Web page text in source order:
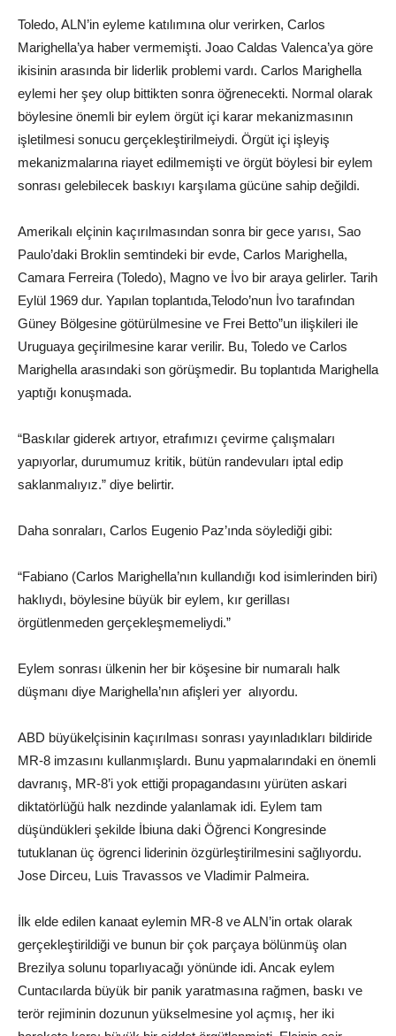
Toledo, ALN’in eyleme katılımına olur verirken, Carlos
Marighella’ya haber vermemişti. Joao Caldas Valenca’ya göre
ikisinin arasında bir liderlik problemi vardı. Carlos Marighella
eylemi her şey olup bittikten sonra öğrenecekti. Normal olarak
böylesine önemli bir eylem örgüt içi karar mekanizmasının
işletilmesi sonucu gerçekleştirilmeiydi. Örgüt içi işleyiş
mekanizmalarına riayet edilmemişti ve örgüt böylesi bir eylem
sonrası gelebilecek baskıyı karşılama gücüne sahip değildi.
Amerikalı elçinin kaçırılmasından sonra bir gece yarısı, Sao
Paulo’daki Broklin semtindeki bir evde, Carlos Marighella,
Camara Ferreira (Toledo), Magno ve İvo bir araya gelirler. Tarih
Eylül 1969 dur. Yapılan toplantıda,Telodo’nun İvo tarafından
Güney Bölgesine götürülmesine ve Frei Betto”un ilişkileri ile
Uruguaya geçirilmesine karar verilir. Bu, Toledo ve Carlos
Marighella arasındaki son görüşmedir. Bu toplantıda Marighella
yaptığı konuşmada.
“Baskılar giderek artıyor, etrafımızı çevirme çalışmaları
yapıyorlar, durumumuz kritik, bütün randevuları iptal edip
saklanmalıyız.” diye belirtir.
Daha sonraları, Carlos Eugenio Paz’ında söylediği gibi:
“Fabiano (Carlos Marighella’nın kullandığı kod isimlerinden biri)
haklıydı, böylesine büyük bir eylem, kır gerillası
örgütlenmeden gerçekleşmemeliydi.”
Eylem sonrası ülkenin her bir köşesine bir numaralı halk
düşmanı diye Marighella’nın afişleri yer alıyordu.
ABD büyükelçisinin kaçırılması sonrası yayınladıkları bildiride
MR-8 imzasını kullanmışlardı. Bunu yapmalarındaki en önemli
davranış, MR-8’i yok ettiği propagandasını yürüten askari
diktatörlüğü halk nezdinde yalanlamak idi. Eylem tam
düşündükleri şekilde İbiuna daki Öğrenci Kongresinde
tutuklanan üç ögrenci liderinin özgürleştirilmesini sağlıyordu.
Jose Dirceu, Luis Travassos ve Vladimir Palmeira.
İlk elde edilen kanaat eylemin MR-8 ve ALN’in ortak olarak
gerçekleştirildiği ve bunun bir çok parçaya bölünmüş olan
Brezilya solunu toparlıyacağı yönünde idi. Ancak eylem
Cuntacılarda büyük bir panik yaratmasına rağmen, baskı ve
terör rejiminin dozunun yükselmesine yol açmış, her iki